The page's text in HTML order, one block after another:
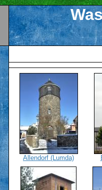
Allendorf (Lumda)